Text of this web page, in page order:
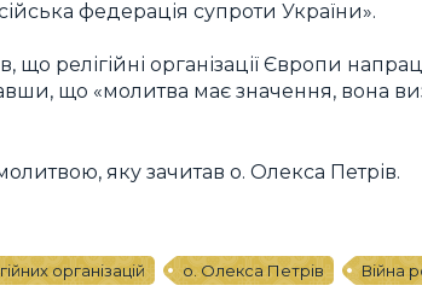
федерація супроти України».
що релігійні організації Європи
що «молитва має значення, вона
яку зачитав о. Олекса Петрів.
організацій о. Олекса Петрів Війна